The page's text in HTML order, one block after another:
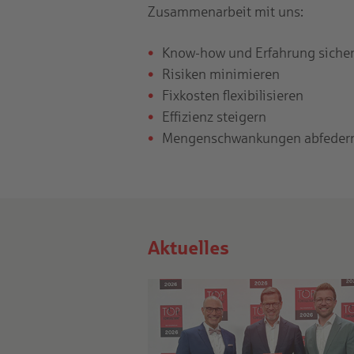
Zusammenarbeit mit uns:
Know-how und Erfahrung
Risiken minimieren
Fixkosten flexibilisieren
Effizienz steigern
Mengenschwankungen
Aktuelles